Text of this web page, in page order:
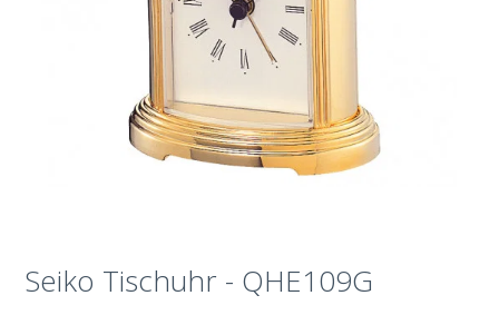
Seiko Tischuhr - QHE109G